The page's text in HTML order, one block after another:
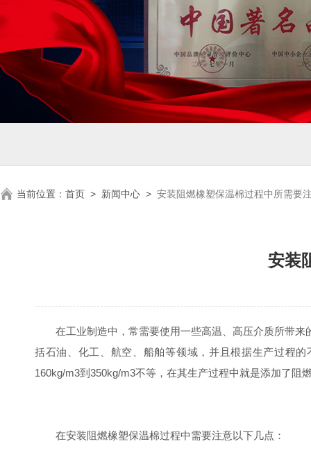
当前位置： 首页 > 新闻中心 > 安装阻燃橡塑保温棉过程中所需要
安装
在工业制造中，常需要使用一些高温、高压介质所带来
括石油、化工、航空、船舶等领域，并且根据生产过程
160kg/m3到350kg/m3不等，在其生产过程中就是添加了阻
在安装阻燃橡塑保温棉过程中需要注意以下几点：